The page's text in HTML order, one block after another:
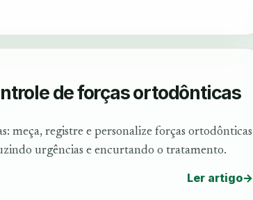
de forças ortodônticas
meça, registre e personalize forças ortodônticas
urgências e encurtando o tratamento.
Ler artigo→